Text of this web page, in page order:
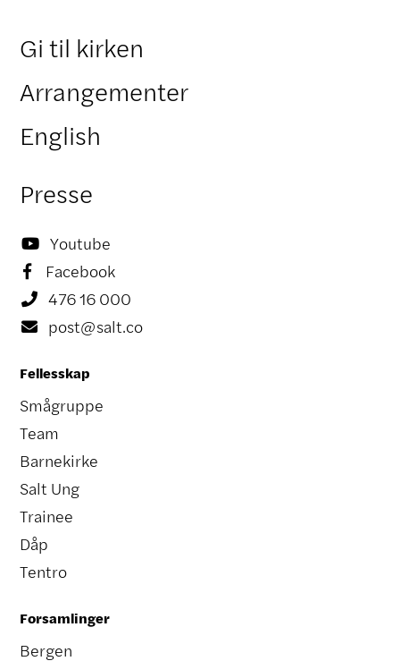
Gi til kirken
Arrangementer
English
Presse
 Youtube
 Facebook
 476 16 000
 post@salt.co
Fellesskap
Smågruppe
Team
Barnekirke
Salt Ung
Trainee
Dåp
Tentro
Forsamlinger
Bergen